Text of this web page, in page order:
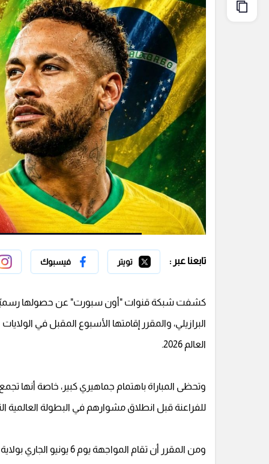
تابعنا عبر : تويتر فيسبوك
كشفت شبكة قنوات "أون سبورت" عن حصولها رسميًا
البرازيلي، والمقرر إقامتها الأسبوع المقبل في
العالم 2026.
وتحظى المباراة باهتمام جماهيري كبير، خاصة أنها
للفراعنة قبل انطلاق مشوارهم في البطولة العالمية
ومن المقرر أن تقام